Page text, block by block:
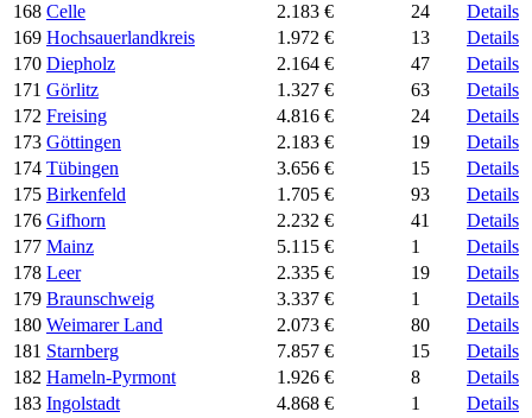
168 Celle 2.183 € 24
Details
169 Hochsauerlandkreis 1.972 € 13
Details
170 Diepholz 2.164 € 47
Details
171 Görlitz 1.327 € 63
Details
172 Freising 4.816 € 24
Details
173 Göttingen 2.183 € 19
Details
174 Tübingen 3.656 € 15
Details
175 Birkenfeld 1.705 € 93
Details
176 Gifhorn 2.232 € 41
Details
177 Mainz 5.115 € 1
Details
178 Leer 2.335 € 19
Details
179 Braunschweig 3.337 € 1
Details
180 Weimarer Land 2.073 € 80
Details
181 Starnberg 7.857 € 15
Details
182 Hameln-Pyrmont 1.926 € 8
Details
183 Ingolstadt 4.868 € 1
Details